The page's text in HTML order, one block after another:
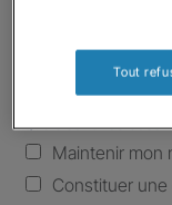
Mes enfant(s)
Quels sont vos
Maintenir mon
Constituer une
Tout